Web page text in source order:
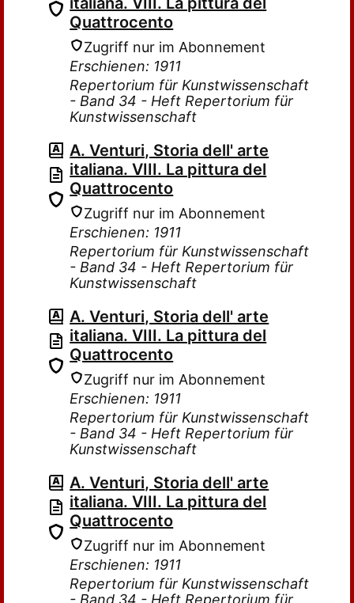
Quattrocento
Zugriff nur im Abonnement
Erschienen: 1911
Repertorium für Kunstwissenschaft
- Band 34 - Heft Repertorium für
Kunstwissenschaft
A. Venturi, Storia dell' arte
italiana. VIII. La pittura del
Quattrocento
Zugriff nur im Abonnement
Erschienen: 1911
Repertorium für Kunstwissenschaft
- Band 34 - Heft Repertorium für
Kunstwissenschaft
A. Venturi, Storia dell' arte
italiana. VIII. La pittura del
Quattrocento
Zugriff nur im Abonnement
Erschienen: 1911
Repertorium für Kunstwissenschaft
- Band 34 - Heft Repertorium für
Kunstwissenschaft
A. Venturi, Storia dell' arte
italiana. VIII. La pittura del
Quattrocento
Zugriff nur im Abonnement
Erschienen: 1911
Repertorium für Kunstwissenschaft
- Band 34 - Heft Repertorium für